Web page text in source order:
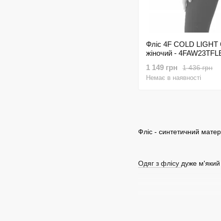
Фліс - синтетичний
Одяг з флісу дуже м'який
Фліс 4F COLD
жіночий -
1 436 грн
1 149 грн
Немає в наявності